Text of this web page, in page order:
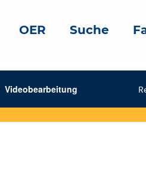
OER Suche
Videobearbeitung